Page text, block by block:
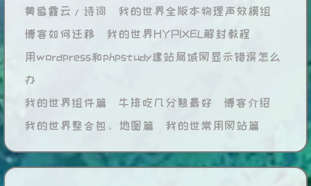
黄昏霞云/诗词
我的世界全版本物理声效模组
博客如何迁移
我的世界HYPIXEL解封教程
用wordpress和phpstudy建站局域网显示错误怎么
办
我的世界组件篇
牛排吃几分熟最好
博客介绍
我的世界整合包、地图篇
我的世常用网站篇